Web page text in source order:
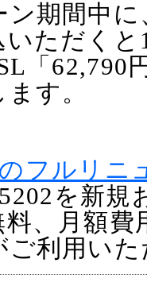
ン期間中
いただく
「62,790
す。
フルリニ
を新
、月額費
ご利用い